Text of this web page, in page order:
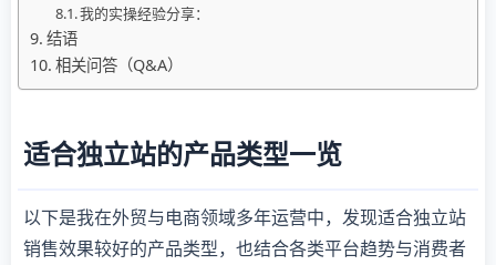
我的实操经验分享：
结语
相关问答（Q&A）
适合独立站的产品类型一览
以下是我在外贸与电商领域多年运营中，发现适合独立站
销售效果较好的产品类型，也结合各类平台趋势与消费者